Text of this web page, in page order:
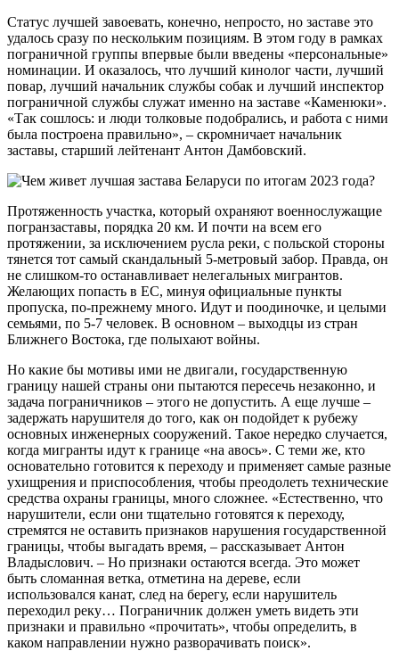
Статус лучшей завоевать, конечно, непросто, но заставе это
удалось сразу по нескольким позициям. В этом году в рамках
пограничной группы впервые были введены «персональные»
номинации. И оказалось, что лучший кинолог части, лучший
повар, лучший начальник службы собак и лучший инспектор
пограничной службы служат именно на заставе «Каменюки».
«Так сошлось: и люди толковые подобрались, и работа с ними
была построена правильно», – скромничает начальник
заставы, старший лейтенант Антон Дамбовский.
Протяженность участка, который охраняют военнослужащие
погранзаставы, порядка 20 км. И почти на всем его
протяжении, за исключением русла реки, с польской стороны
тянется тот самый скандальный 5-метровый забор. Правда, он
не слишком-то останавливает нелегальных мигрантов.
Желающих попасть в ЕС, минуя официальные пункты
пропуска, по-прежнему много. Идут и поодиночке, и целыми
семьями, по 5-7 человек. В основном – выходцы из стран
Ближнего Востока, где полыхают войны.
Но какие бы мотивы ими не двигали, государственную
границу нашей страны они пытаются пересечь незаконно, и
задача пограничников – этого не допустить. А еще лучше –
задержать нарушителя до того, как он подойдет к рубежу
основных инженерных сооружений. Такое нередко случается,
когда мигранты идут к границе «на авось». С теми же, кто
основательно готовится к переходу и применяет самые разные
ухищрения и приспособления, чтобы преодолеть технические
средства охраны границы, много сложнее. «Естественно, что
нарушители, если они тщательно готовятся к переходу,
стремятся не оставить признаков нарушения государственной
границы, чтобы выгадать время, – рассказывает Антон
Владыслович. – Но признаки остаются всегда. Это может
быть сломанная ветка, отметина на дереве, если
использовался канат, след на берегу, если нарушитель
переходил реку… Пограничник должен уметь видеть эти
признаки и правильно «прочитать», чтобы определить, в
каком направлении нужно разворачивать поиск».